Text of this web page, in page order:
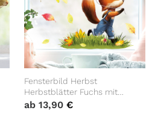
Fensterbild Herbst
Herbstblätter Fuchs mit
Drachen, bunt
wiederverwendbare
ab 13,90 €